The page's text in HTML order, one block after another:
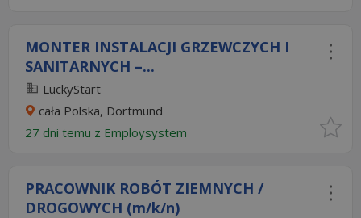
MONTER INSTALACJI GRZEWCZYCH I
SANITARNYCH –...
LuckyStart
cała Polska, Dortmund
27 dni temu z Employsystem
PRACOWNIK ROBÓT ZIEMNYCH /
DROGOWYCH (m/k/n)